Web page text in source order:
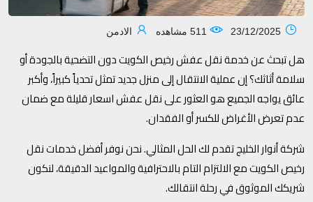
الادمن
هل تبحث عن خدمة نقل عفش رخيص الكويت دون التضحية بالجودة أو
سلامة أثاثك؟ إن عملية الانتقال إلى منزل جديد تمثل تحدياً كبيراً، وأكبر
عائق يواجه الجميع هو العثور على نقل عفش اسعار قليلة مع ضمان
عدم تعرض الأغراض للكسر أو الفقدان.
شركة أنوار الخليج تقدم لك الحل المثالي. نحن نوفر أفضل خدمات نقل
رخيص الكويت مع الالتزام التام بالاحترافية والمواعيد الدقيقة، لنكون
شريكك الموثوق في رحلة انتقالك.